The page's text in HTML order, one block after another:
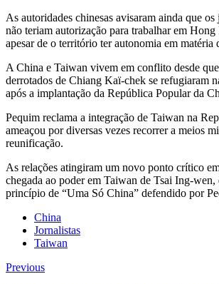
As autoridades chinesas avisaram ainda que
não teriam autorização para trabalhar em
apesar de o território ter autonomia em matéria
A China e Taiwan vivem em conflito desde
derrotados de Chiang Kaï-chek se refugiaram
após a implantação da República Popular da
Pequim reclama a integração de Taiwan na
ameaçou por diversas vezes recorrer a meios
reunificação.
As relações atingiram um novo ponto crítico
chegada ao poder em Taiwan de Tsai Ing-wen,
princípio de “Uma Só China” defendido por
China
Jornalistas
Taiwan
Previous